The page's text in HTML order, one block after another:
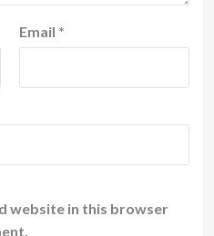
Email *
website in this browser